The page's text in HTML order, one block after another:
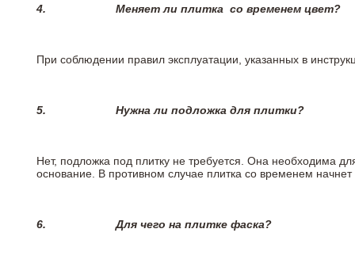
4. Меняет ли плитка со временем цвет?
При соблюдении правил эксплуатации, указанных в
5. Нужна ли подложка для плитки?
Нет, подложка под плитку не требуется. Она необходима
основание. В противном случае плитка со временем
6.Для чего на плитке фаска?